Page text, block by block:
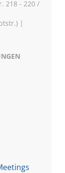
218 - 220 /
|